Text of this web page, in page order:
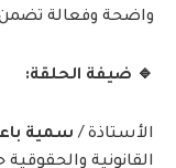
واضحة وفعالة
🔹 ضيفة الحلقة:
الأستاذة / سمية
القانونية